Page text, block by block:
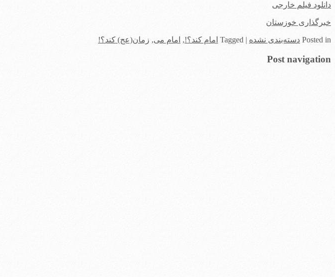
دانلود فیلم خارجی
خبرگذاری خوزستان
Posted in دسته‌بندی نشده |
Tagged امام کند؟!, امام می, زمان(عج) کند؟!
Post navigation